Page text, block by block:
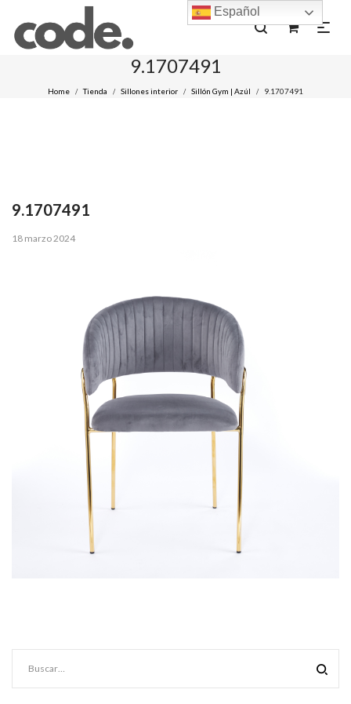
9.1707491
Home / Tienda / Sillones interior / Sillón Gym | Azúl / 9.1707491
9.1707491
Posted
18 marzo 2024
Español